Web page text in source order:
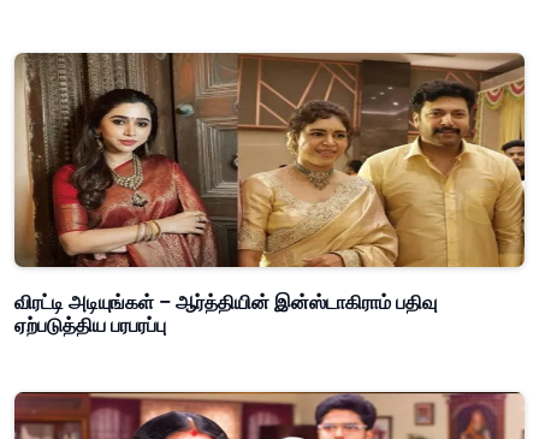
விரட்டி அடியுங்கள் – ஆர்த்தியின் இன்ஸ்டாகிராம் பதிவு
ஏற்படுத்திய பரபரப்பு